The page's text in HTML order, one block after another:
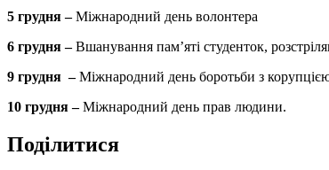
5 грудня –Міжнародний день волонтера
6 грудня –Вшанування пам’яті студенток,
9 грудня –Міжнародний день боротьби з
10 грудня –Міжнародний день прав людини.
Поділитися